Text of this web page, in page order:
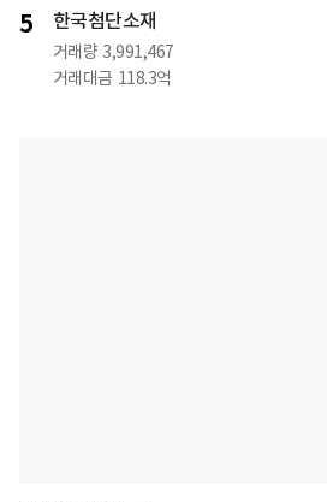
5 한국첨단소재
거래량 3,991,467
거래대금 118.3억